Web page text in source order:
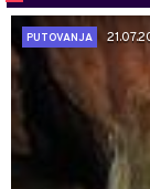
PUTOVANJA